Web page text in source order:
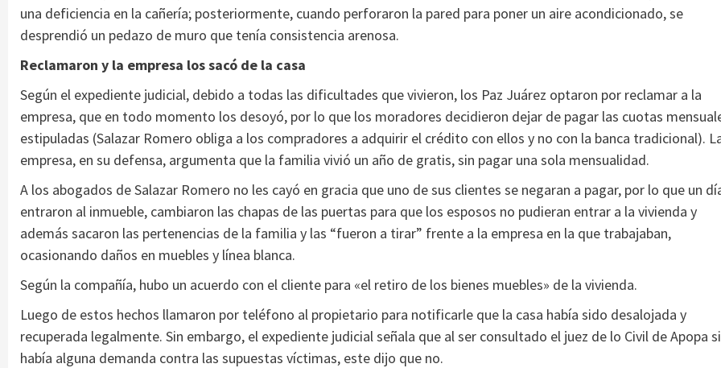
una deficiencia en la cañería; posteriormente, cuando perforaron la pared para poner un aire acondicionado, se
desprendió un pedazo de muro que tenía consistencia arenosa.
Reclamaron y la empresa los sacó de la casa
Según el expediente judicial, debido a todas las dificultades que vivieron, los Paz Juárez optaron por reclamar a la
empresa, que en todo momento los desoyó, por lo que los moradores decidieron dejar de pagar las cuotas
estipuladas (Salazar Romero obliga a los compradores a adquirir el crédito con ellos y no con la banca tradicional).
empresa, en su defensa, argumenta que la familia vivió un año de gratis, sin pagar una sola mensualidad.
A los abogados de Salazar Romero no les cayó en gracia que uno de sus clientes se negaran a pagar, por lo que un
entraron al inmueble, cambiaron las chapas de las puertas para que los esposos no pudieran entrar a la vivienda y
además sacaron las pertenencias de la familia y las “fueron a tirar” frente a la empresa en la que trabajaban,
ocasionando daños en muebles y línea blanca.
Según la compañía, hubo un acuerdo con el cliente para «el retiro de los bienes muebles» de la vivienda.
Luego de estos hechos llamaron por teléfono al propietario para notificarle que la casa había sido desalojada y
recuperada legalmente. Sin embargo, el expediente judicial señala que al ser consultado el juez de lo Civil de Apopa si
había alguna demanda contra las supuestas víctimas, este dijo que no.